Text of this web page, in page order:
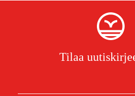
Tilaa